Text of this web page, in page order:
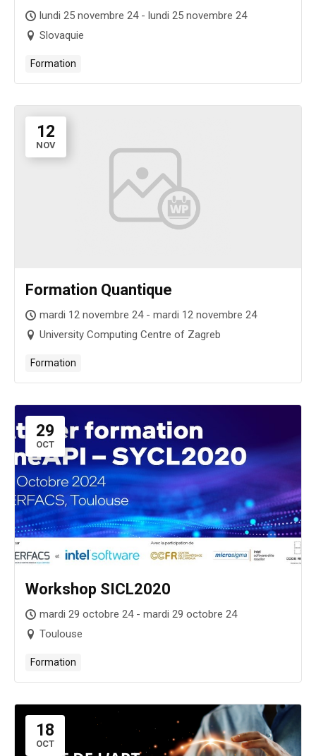
lundi 25 novembre 24 - lundi 25 novembre 24
Slovaquie
Formation
12
NOV
Formation Quantique
mardi 12 novembre 24 - mardi 12 novembre 24
University Computing Centre of Zagreb
Formation
29
OCT
Workshop SICL2020
mardi 29 octobre 24 - mardi 29 octobre 24
Toulouse
Formation
18
OCT